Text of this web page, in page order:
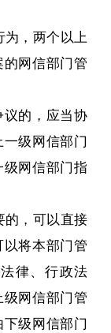
，两个以上
网信部门管
的，应当协
级网信部门
网信部门指
的，可以直接
将本部门管
律、行政法
网信部门管
级网信部门